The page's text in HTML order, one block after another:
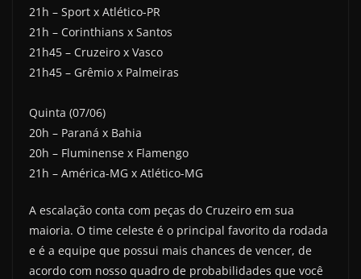
21h – Sport x Atlético-PR
21h – Corinthians x Santos
21h45 – Cruzeiro x Vasco
21h45 – Grêmio x Palmeiras
Quinta (07/06)
20h – Paraná x Bahia
20h – Fluminense x Flamengo
21h – América-MG x Atlético-MG
A escalação conta com peças do Cruzeiro em sua
maioria. O time celeste é o principal favorito da rodada
e é a equipe que possui mais chances de vencer, de
acordo com nosso quadro de probabilidades que você